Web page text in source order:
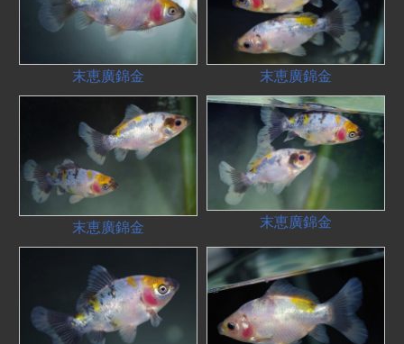
末恵廣錦金 末恵廣錦金
末恵廣錦金 末恵廣錦金